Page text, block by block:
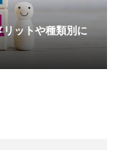
ットや種類別に